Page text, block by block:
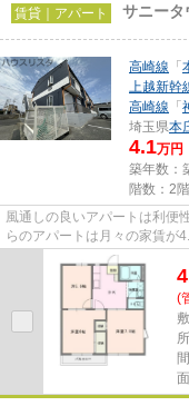
賃貸｜アパート サニータ
高崎線 「
上越新幹
高崎線 「
埼玉県本
4.1万円
築年数：
階数：2
風通しの良いアパートは利便
らのアパートは月々の家賃が
シ！ご希望の賃貸物件が見つ...
(